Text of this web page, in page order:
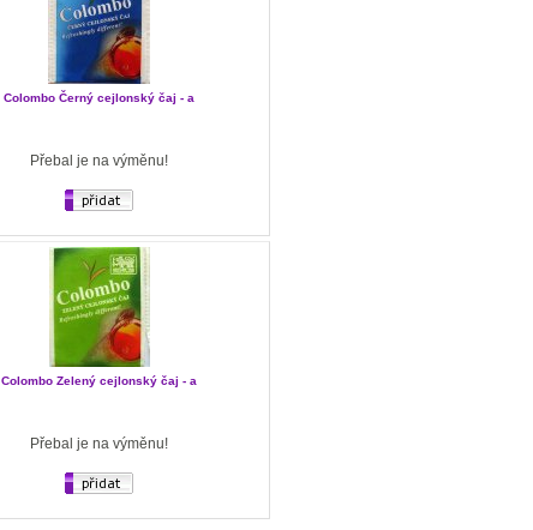
Colombo Černý cejlonský čaj - a
Přebal je na výměnu!
Colombo Zelený cejlonský čaj - a
Přebal je na výměnu!